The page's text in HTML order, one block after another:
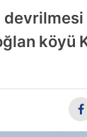
köyü